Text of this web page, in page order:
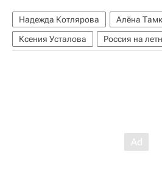
Надежда Котлярова
Алёна
Ксения Усталова
Россия на